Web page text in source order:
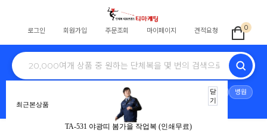
최근본상품
TA-531 야광띠 봄가을 작업복 (인쇄무료)
닫
기
로그인 회원가입 주문조회 마이페이지 견적요청 0
회사단체 동호회
병원
단체바람막이 안전조끼